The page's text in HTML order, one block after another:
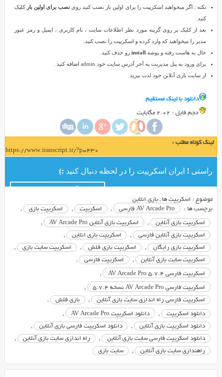
کنيدنکته : اگر میخواهید اسکریپت را برای اولین باز نصب کنید روینصب برای اولین بار کلیک
کنید.
بعد از کلیک بر روی گزینه مورد نظر اطلاعات سایت ، نام کاربری ، ایمیل و رمز عبور
مدیر را میخواهید که وارد کرده و اسکریپت را نصب کنید.
حال به هاست رفته و پوشه installرو حذف کنید.
برای ورود به پنل مدیریت به آخر آدرس سایت خود admin اضافه کنید.
از سایت بازی آنلاین خود لذت ببرید.
دانلود با لينک مستقيم
حجم فايل : 2.02 مگابایت
لینک کوتاه مطلب :
https://www.iranscript.ir/?p=430
راستی ! ایران اسکریپت را در لحظه دنبال کنید :)
موضوع : اسکریپت ها ,بازي انلاين
برچسب ها :
AV Arcade Pro فارسی , اسکریپت , اسکریپت بازی ,
اسکریپت بازی آنلاین , اسکریپت بازی آنلاین AV Arcade Pro
,
اسکریپت بازی آنلاین فارسی
, اسکریپت بازی انلاین
,
اسکریپت بازی رایگان
, اسکریپت بازی فلش , اسکریپت سایت بازی
,
اسکریپت سایت بازی آنلاین
, اسکریپت فارسی ,
اسکریپت فارسی AV Arcade Pro 5.7.4 ,
اسکریپت فارسی AV Arcade Pro نسخه 5.7.4
,
اسکریپت فارسی راه اندازی سایت بازی آنلاین
, بازی فلش ,
دانلود اسکریپت , دانلود اسکریپت AV Arcade Pro
,
دانلود اسکریپت بازی آنلاین
, دانلود اسکریپت فارسی بازی آنلاین
,
دانلود اسکریپت فارسی سایت بازی آنلاین
, راه اندازی سایت بازی آنلاین
,
راهندازی سایت بازی آنلاین
, سایت بازی